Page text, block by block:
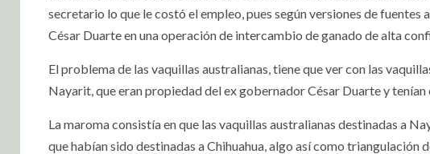
secretario lo que le costó el empleo, pues según versiones de
César Duarte en una operación de intercambio de ganado de alta
El problema de las vaquillas australianas, tiene que ver con las
Nayarit, que eran propiedad del ex gobernador César Duarte y
La maroma consistía en que las vaquillas australianas destinadas a
que habían sido destinadas a Chihuahua, algo así como triangulación